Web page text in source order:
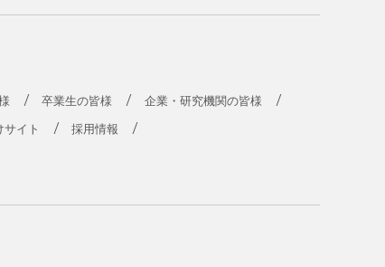
卒業生の皆様 企業・研究機関の皆様
サイト 採用情報